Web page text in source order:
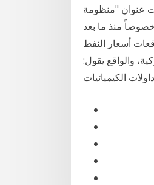
عنوان "منظومة
خصوصاً منذ ما بعد
أسعار النفط
والواقع يقول: